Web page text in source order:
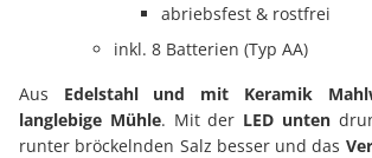
abriebsfest & rostfrei
inkl. 8 Batterien (Typ AA)
Aus Edelstahl und mit Keramik
langlebige Mühle. Mit der LED unten
runter bröckelnden Salz besser und das